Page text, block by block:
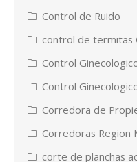
Control de Ruido
control de termitas
Control
Control
Corredora de
Corredoras Region
corte de planchas